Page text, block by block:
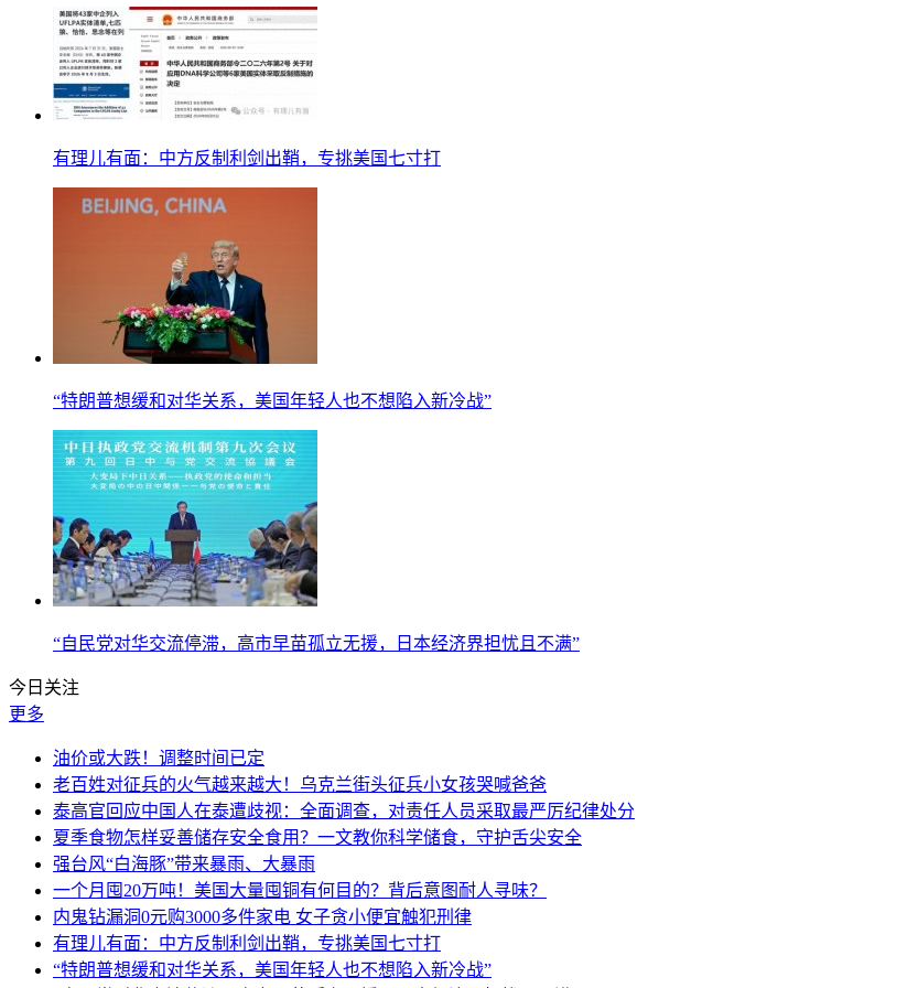
有理儿有面：中方反制利剑出鞘，专挑美国七寸打
“特朗普想缓和对华关系，美国年轻人也不想陷入新冷战”
“自民党对华交流停滞，高市早苗孤立无援，日本经济界担忧且不满”
今日关注
更多
油价或大跌！调整时间已定
老百姓对征兵的火气越来越大！乌克兰街头征兵小女孩哭喊爸爸
泰高官回应中国人在泰遭歧视：全面调查，对责任人员采取最严厉纪律处分
夏季食物怎样妥善储存安全食用？一文教你科学储食，守护舌尖安全
强台风“白海豚”带来暴雨、大暴雨
一个月囤20万吨！美国大量囤铜有何目的？背后意图耐人寻味？
内鬼钻漏洞0元购3000多件家电 女子贪小便宜触犯刑律
有理儿有面：中方反制利剑出鞘，专挑美国七寸打
“特朗普想缓和对华关系，美国年轻人也不想陷入新冷战”